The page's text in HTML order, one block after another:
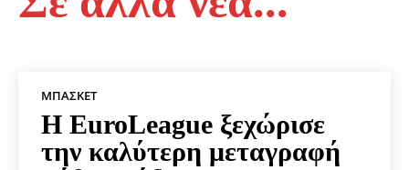
ΜΠΆΣΚΕΤ
Η EuroLeague ξεχώρισε
την καλύτερη μεταγραφή